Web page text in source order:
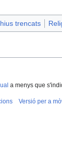
trencats
a menys que
Versió per a